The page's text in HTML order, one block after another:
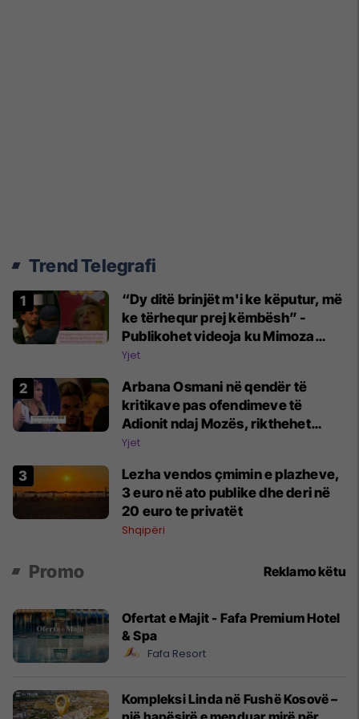
Trend Telegrafi
“Dy ditë brinjët m'i ke këputur, më
ke tërhequr prej këmbësh” -
Publikohet videoja ku Mimoza
Ahmeti akuzon Adionin për
Yjet
Arbana Osmani në qendër të
kritikave pas ofendimeve të
Adionit ndaj Mozës, rikthehet
deklarata ‘Është emision tjetër ai’
Yjet
Lezha vendos çmimin e plazheve,
3 euro në ato publike dhe deri në
20 euro te privatët
Shqipëri
Promo Reklamo këtu
Ofertat e Majit - Fafa Premium Hotel
& Spa
Fafa Resort
Kompleksi Linda në Fushë Kosovë –